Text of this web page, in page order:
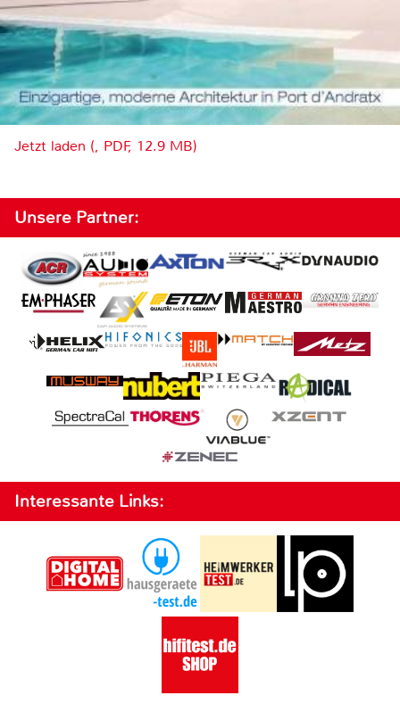
Jetzt laden (, PDF, 12.9 MB)
Unsere Partner:
Interessante Links: